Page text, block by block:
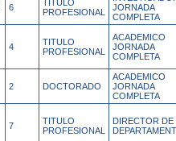
6
TITULO
PROFESIONAL
JORNADA
COMPLETA
4
TITULO
PROFESIONAL
ACADEMICO
JORNADA
COMPLETA
2 DOCTORADO
ACADEMICO
JORNADA
COMPLETA
7
TITULO
PROFESIONAL
DIRECTOR DE